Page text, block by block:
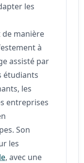
les
de manière
à
assisté par
étudiants
les
entreprises
Son
les
, avec une